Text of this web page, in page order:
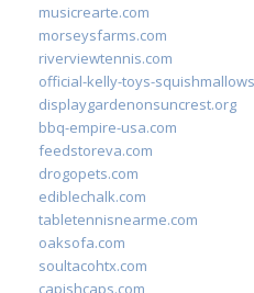
musicrearte.com
morseysfarms.com
riverviewtennis.com
official-kelly-toys-
displaygardenonsuncrest.org
bbq-empire-usa.com
feedstoreva.com
drogopets.com
ediblechalk.com
tabletennisnearme.com
oaksofa.com
soultacohtx.com
capishcaps.com